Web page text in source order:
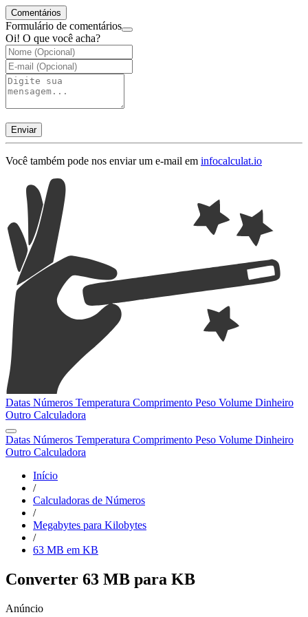
Comentários
Formulário de comentários
Oi! O que você acha?
Enviar
Você também pode nos enviar um e-mail em infocalculat.io
Datas Números Temperatura Comprimento Peso Volume Dinheiro
Outro Calculadora
Datas Números Temperatura Comprimento Peso Volume Dinheiro
Outro Calculadora
Início
/
Calculadoras de Números
/
Megabytes para Kilobytes
/
63 MB em KB
Converter 63 MB para KB